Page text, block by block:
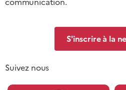
S'inscrire à la
Suivez nous